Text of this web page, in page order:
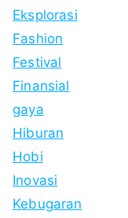
Eksplorasi
Fashion
Festival
Finansial
gaya
Hiburan
Hobi
Inovasi
Kebugaran